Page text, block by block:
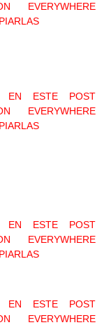
EVERYWHERE
EN ESTE POST
EVERYWHERE
EN ESTE POST
EVERYWHERE
EN ESTE POST
EVERYWHERE